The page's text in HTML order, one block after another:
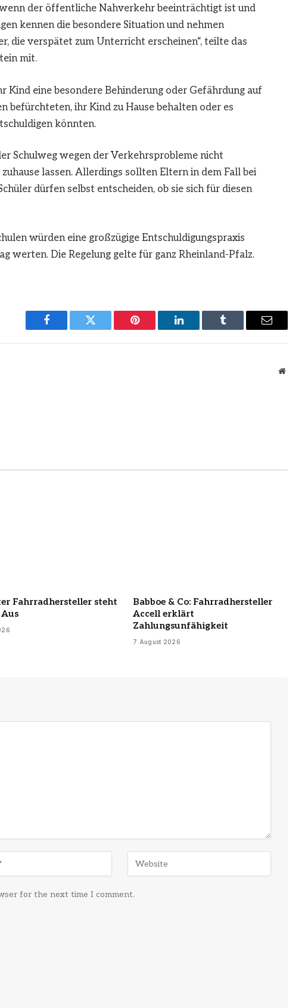
der öffentliche Nahverkehr beeinträchtigt ist und
kennen die besondere Situation und nehmen
die verspätet zum Unterricht erscheinen“, teilte das
mit.
Kind eine besondere Behinderung oder Gefährdung auf
befürchteten, ihr Kind zu Hause behalten oder es
könnten.
Schulweg wegen der Verkehrsprobleme nicht
lassen. Allerdings sollten Eltern in dem Fall bei
dürfen selbst entscheiden, ob sie sich für diesen
würden eine großzügige Entschuldigungspraxis
werten. Die Regelung gelte für ganz Rheinland-Pfalz.
Facebook Twitter Pinterest LinkedIn Tumblr Email
Website
Fahrradhersteller steht
Babboe & Co: Fahrradhersteller
Accell erklärt
Zahlungsunfähigkeit
7 August 2026
for the next time I comment.